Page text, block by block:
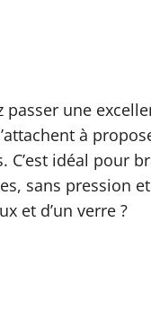
une
à
idéal pour
sans pression
et d’un verre ?